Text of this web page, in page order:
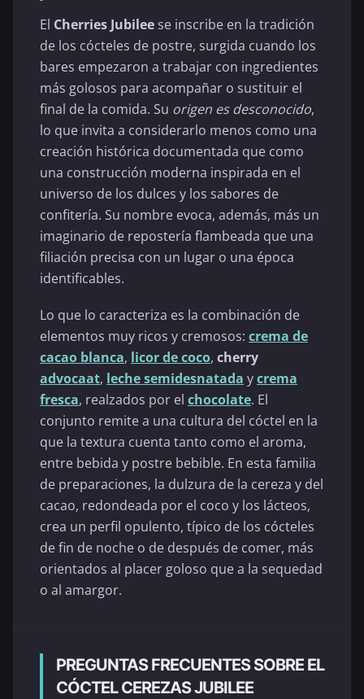
El Cherries Jubilee se inscribe en la tradición
de los cócteles de postre, surgida cuando los
bares empezaron a trabajar con ingredientes
más golosos para acompañar o sustituir el
final de la comida. Su origen es desconocido,
lo que invita a considerarlo menos como una
creación histórica documentada que como
una construcción moderna inspirada en el
universo de los dulces y los sabores de
confitería. Su nombre evoca, además, más un
imaginario de repostería flambeada que una
filiación precisa con un lugar o una época
identificables.
Lo que lo caracteriza es la combinación de
elementos muy ricos y cremosos: crema de
cacao blanca, licor de coco, cherry
advocaat, leche semidesnatada ycrema
fresca, realzados por el chocolate. El
conjunto remite a una cultura del cóctel en la
que la textura cuenta tanto como el aroma,
entre bebida y postre bebible. En esta familia
de preparaciones, la dulzura de la cereza y del
cacao, redondeada por el coco y los lácteos,
crea un perfil opulento, típico de los cócteles
de fin de noche o de después de comer, más
orientados al placer goloso que a la sequedad
o al amargor.
PREGUNTAS FRECUENTES SOBRE EL
CÓCTEL CEREZAS JUBILEE